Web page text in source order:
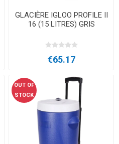
GLACIÈRE IGLOO PROFILE II
16 (15 LITRES) GRIS
€65.17
OUT OF
STOCK